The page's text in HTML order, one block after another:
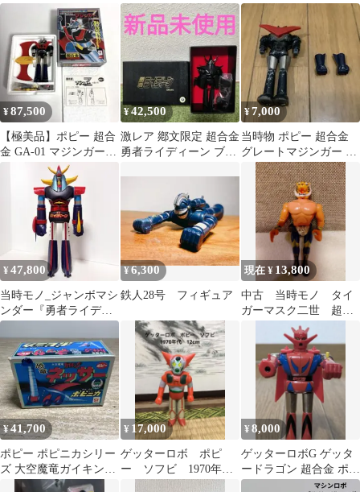
フビ ポピー バンダ
ア ポピー 昭和レト
ロ品
玉プレゼント
¥87,500
【極美品】ポピー 超合
金 GA-01 マジンガーZ
4期 ロボット 希少
¥42,500
激レア 鄕文限定 超合金
勇者ライディーン ブラ
¥7,000
当時物 ポピー 超合金
グレートマジンガー パ
ンチ ミサイル 左右パー
ツ付き
¥47,800
当時モノ_ジャンボマシ
ンダー『勇者ライディ
ーン』頭部黄色成形
¥6,300
鉄人28号 フィギュア
現在 ¥ 13,800
中古 当時モノ タイ
ガーマスク二世 超合
金 POPY 日本製
1981
¥41,700
ポピー ポピニカシリー
ズ 大空魔竜ガイキング
恐竜ネッサ 7135
¥ 17,000
ゲッターロボ ポピ
ー ソフビ 1970年
¥8,000
ゲッターロボG ゲッタ
ードラゴン 超合金 ポピ
ー フィギュア